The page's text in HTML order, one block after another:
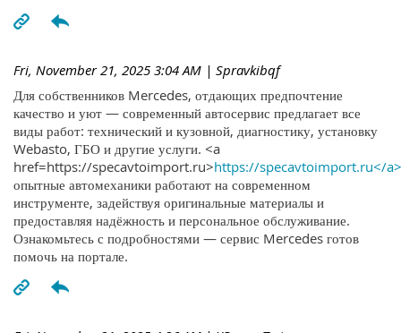
Fri, November 21, 2025 3:04 AM | Spravkibqf
Для собственников Mercedes, отдающих предпочтение
качество и уют — современный автосервис предлагает все
виды работ: технический и кузовной, диагностику, установку
Webasto, ГБО и другие услуги. <a
href=https://specavtoimport.ru>https://specavtoimport.ru</a>
опытные автомеханики работают на современном
инструменте, задействуя оригинальные материалы и
предоставляя надёжность и персональное обслуживание.
Ознакомьтесь с подробностями — сервис Mercedes готов
помочь на портале.